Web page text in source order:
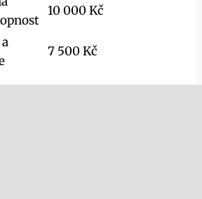
10 000 Kč
7 500 Kč